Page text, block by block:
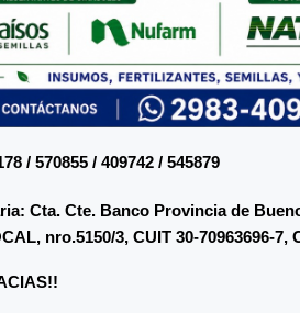
/ 570855 / 409742 / 545879
Cta. Cte. Banco Provincia de
nro.5150/3, CUIT 30-70963696-7,